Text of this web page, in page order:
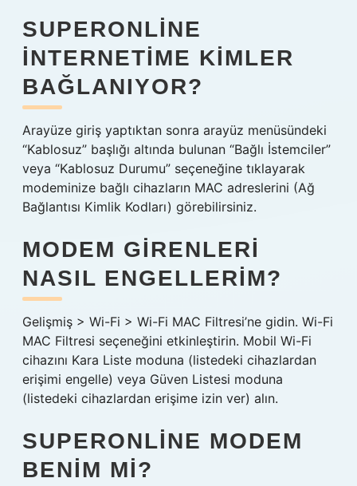
SUPERONLINE
INTERNETIME KIMLER
BAĞLANIYOR?
Arayüze giriş yaptıktan sonra arayüz menüsündeki
“Kablosuz” başlığı altında bulunan “Bağlı İstemciler”
veya “Kablosuz Durumu” seçeneğine tıklayarak
modeminize bağlı cihazların MAC adreslerini (Ağ
Bağlantısı Kimlik Kodları) görebilirsiniz.
MODEM GIRENLERI
NASIL ENGELLERIM?
Gelişmiş > Wi-Fi > Wi-Fi MAC Filtresi’ne gidin. Wi-Fi
MAC Filtresi seçeneğini etkinleştirin. Mobil Wi-Fi
cihazını Kara Liste moduna (listedeki cihazlardan
erişimi engelle) veya Güven Listesi moduna
(listedeki cihazlardan erişime izin ver) alın.
SUPERONLINE MODEM
BENIM MI?